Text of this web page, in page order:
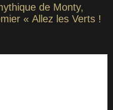
de Monty,
« Allez les Verts !